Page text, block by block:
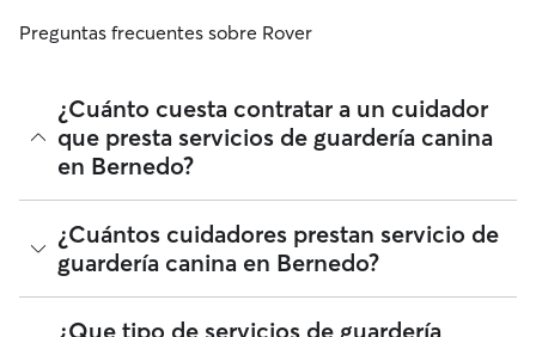
Preguntas frecuentes sobre Rover
¿Cuánto cuesta contratar a un cuidador
que presta servicios de guardería canina
en Bernedo?
Los cuidadores en Rover tienen plena libertad para fijar sus
tarifas. El coste medio de un cuidador con guardería para
perros en Bernedo en Rover en agosto 2026 fue de
alrededor de 16 por día, incluyendo las tarifas de servicio de
¿Cuántos cuidadores prestan servicio de
guardería canina en Bernedo?
Desde agosto 2026, 108 cuidadores han prestado servicios
¿Que tipo de servicios de guardería